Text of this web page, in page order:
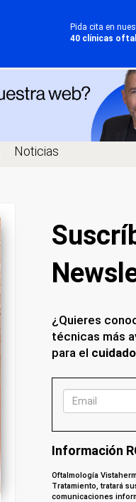
Pida cita en
40 clínicas
Noticias
¿Quieres
técnicas más
para el
Información
Oftalmología
Tratamiento, tratará
comunicaciones